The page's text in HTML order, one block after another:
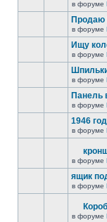
в форуме
Продаю
в форуме
Ищу
в форуме
в форуме
Панель
в форуме
1946
в форуме
в форуме
ящик
в форуме
в форуме